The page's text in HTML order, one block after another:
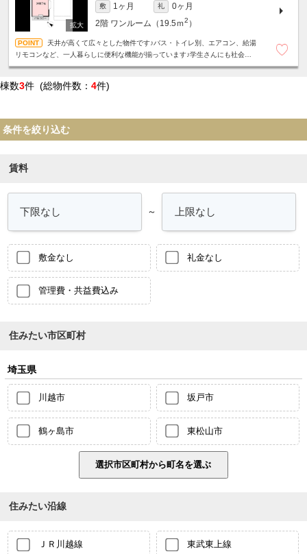
敷 1ヶ月 礼
0ヶ月
2階 ワンルーム（19.5ｍ2 ）
天井が高くて広々とした物件です♪バス・トイレ別、エアコン、給湯
リモコンなど、一人暮らしに便利な機能が揃っています♪学生さんにも社会人
棟数3件 (総物件数： 4件)
条件を絞り込む
賃料
～
敷金なし 礼金なし
管理費・共益費込み
住みたい市区町村
埼玉県
川越市 坂戸市
鶴ヶ島市 東松山市
住みたい沿線
ＪＲ川越線 東武東上線